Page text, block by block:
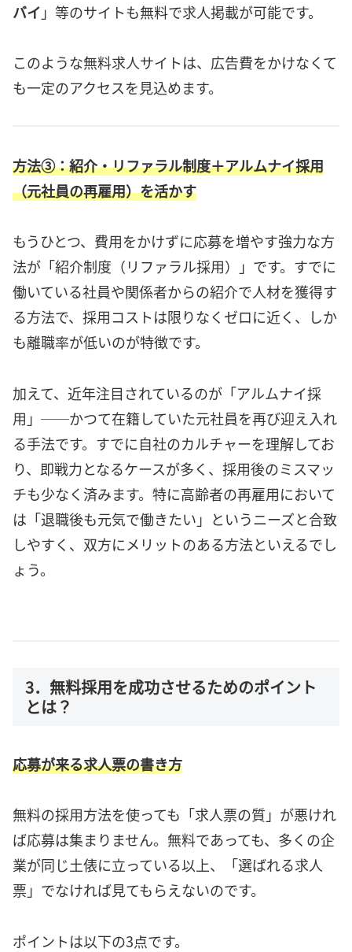
バイ 」等のサイトも無料で求人掲載が可能です。
このような無料求人サイトは、広告費をかけなくて
も一定のアクセスを見込めます。
方法③：紹介・リファラル制度＋アルムナイ採用
（元社員の再雇用）を活かす
もうひとつ、費用をかけずに応募を増やす強力な方
法が「紹介制度（リファラル採用）」です。すでに
働いている社員や関係者からの紹介で人材を獲得す
る方法で、採用コストは限りなくゼロに近く、しか
も離職率が低いのが特徴です。
加えて、近年注目されているのが「アルムナイ採
用」──かつて在籍していた元社員を再び迎え入れ
る手法です。すでに自社のカルチャーを理解してお
り、即戦力となるケースが多く、採用後のミスマッ
チも少なく済みます。特に高齢者の再雇用において
は「退職後も元気で働きたい」というニーズと合致
しやすく、双方にメリットのある方法といえるでし
ょう。
3．無料採用を成功させるためのポイント
とは？
応募が来る求人票の書き方
無料の採用方法を使っても「求人票の質」が悪けれ
ば応募は集まりません。無料であっても、多くの企
業が同じ土俵に立っている以上、「選ばれる求人
票」でなければ見てもらえないのです。
ポイントは以下の3点です。